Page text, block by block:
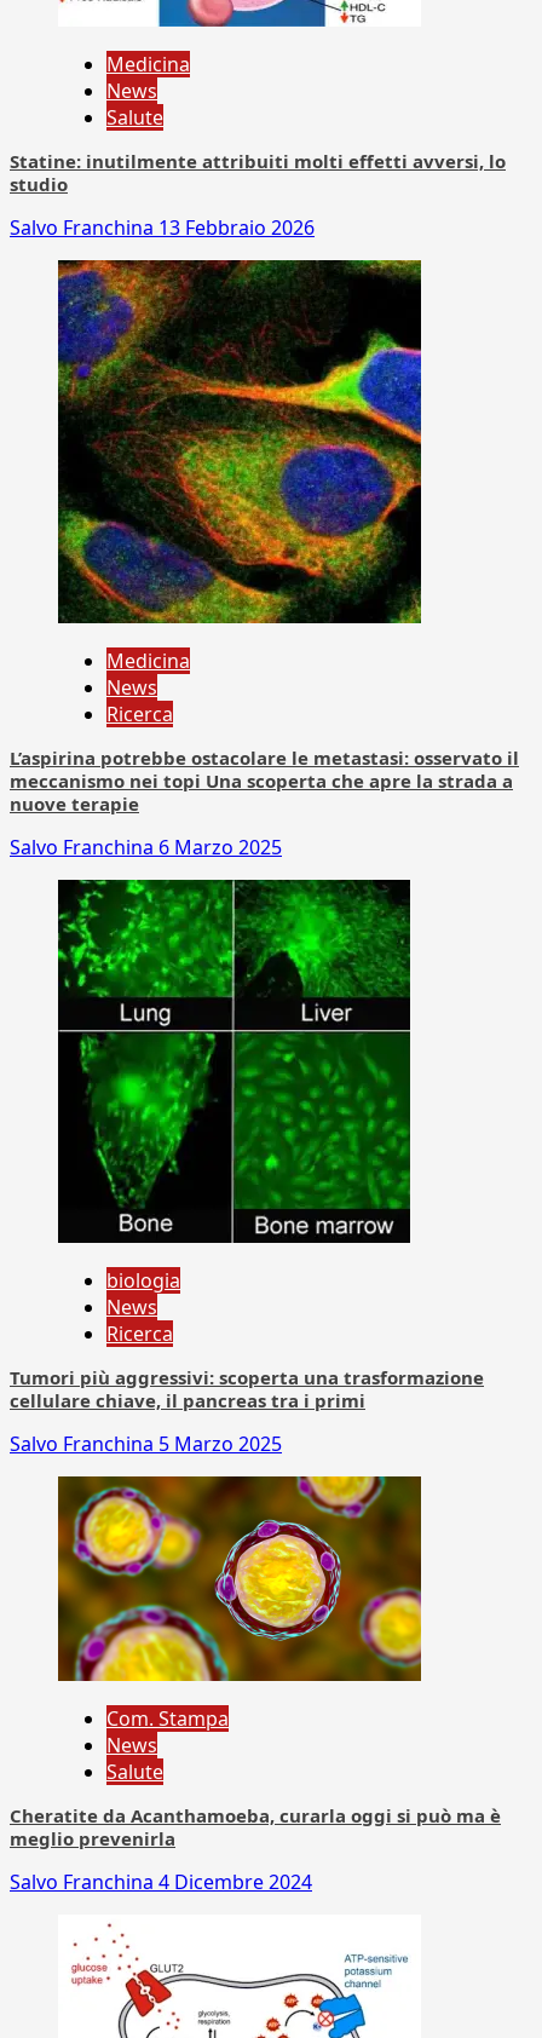
Medicina
News
Salute
Statine: inutilmente attribuiti molti effetti avversi, lo
studio
Salvo Franchina 13 Febbraio 2026
Medicina
News
Ricerca
L’aspirina potrebbe ostacolare le metastasi: osservato il
meccanismo nei topi Una scoperta che apre la strada a
nuove terapie
Salvo Franchina 6 Marzo 2025
biologia
News
Ricerca
Tumori più aggressivi: scoperta una trasformazione
cellulare chiave, il pancreas tra i primi
Salvo Franchina 5 Marzo 2025
Com. Stampa
News
Salute
Cheratite da Acanthamoeba, curarla oggi si può ma è
meglio prevenirla
Salvo Franchina 4 Dicembre 2024